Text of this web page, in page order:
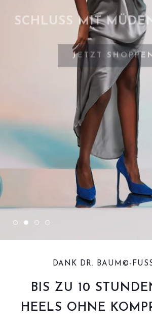
MEHR
DANK DR. BAUM©-
BIS ZU 10
HEELS OHNE